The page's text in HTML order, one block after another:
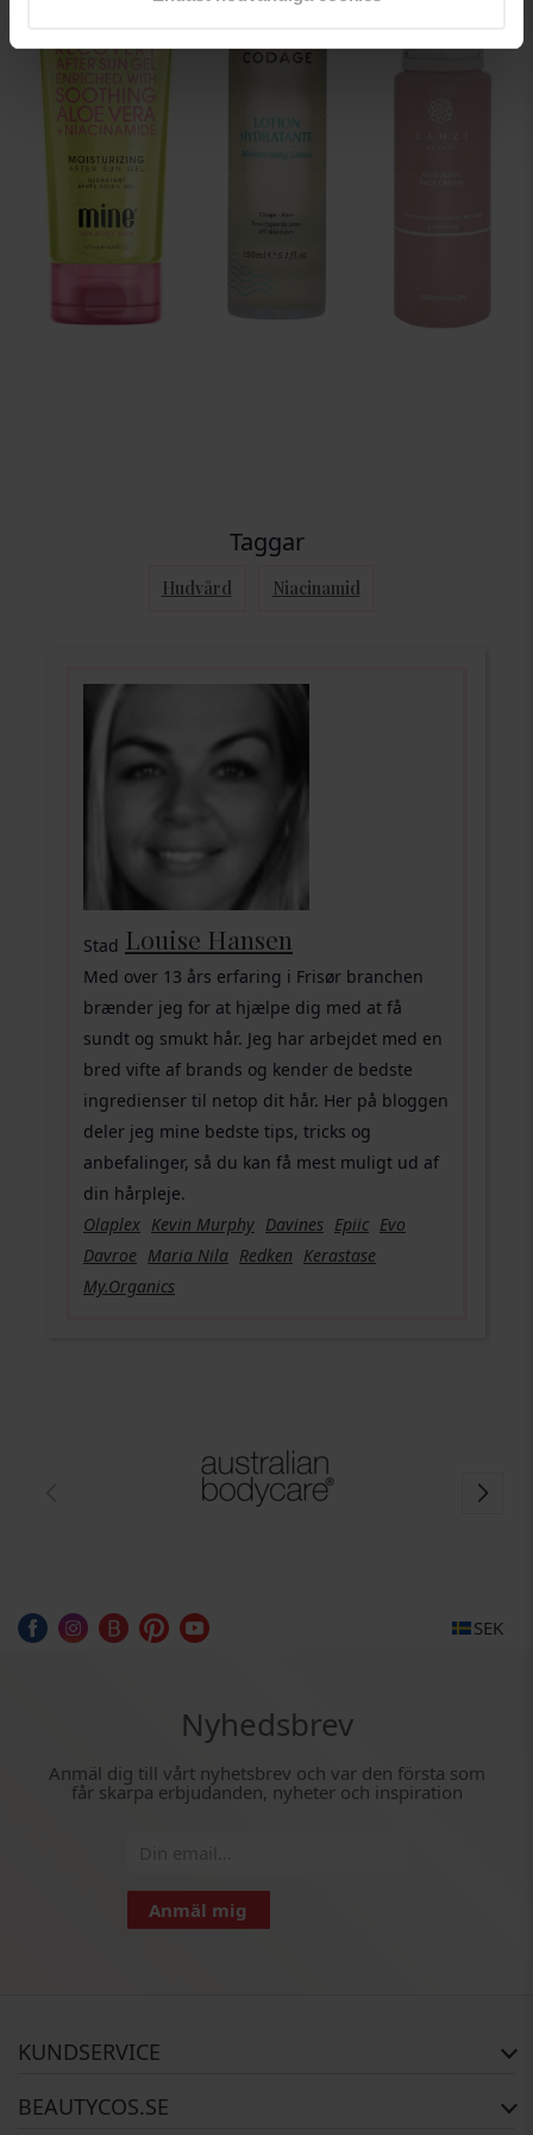
Taggar
Hudvård Niacinamid
Stad Louise Hansen
Med over 13 års erfaring i Frisør branchen
brænder jeg for at hjælpe dig med at få
sundt og smukt hår. Jeg har arbejdet med en
bred vifte af brands og kender de bedste
ingredienser til netop dit hår. Her på bloggen
deler jeg mine bedste tips, tricks og
anbefalinger, så du kan få mest muligt ud af
din hårpleje.
Olaplex Kevin Murphy Davines Epiic Evo
Davroe Maria Nila Redken Kerastase
My.Organics
SEK
Nyhedsbrev
Anmäl dig till vårt nyhetsbrev och var den första som
får skarpa erbjudanden, nyheter och inspiration
Anmäl mig
KUNDSERVICE
BEAUTYCOS.SE